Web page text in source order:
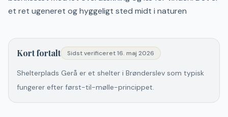
et ret ugeneret og hyggeligt sted midt i naturen
Kort fortalt Sidst verificeret16. maj 2026
Shelterplads Gerå er et shelter i Brønderslev som typisk
fungerer efter først-til-mølle-princippet.